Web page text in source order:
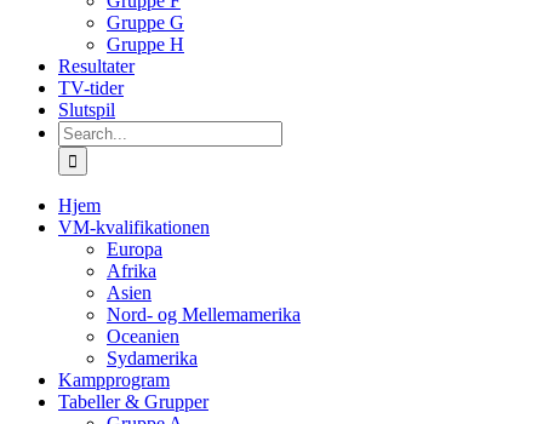
Gruppe G
Gruppe H
Resultater
TV-tider
Slutspil
Search
for:
Hjem
VM-kvalifikationen
Europa
Afrika
Asien
Nord- og Mellemamerika
Oceanien
Sydamerika
Kampprogram
Tabeller & Grupper